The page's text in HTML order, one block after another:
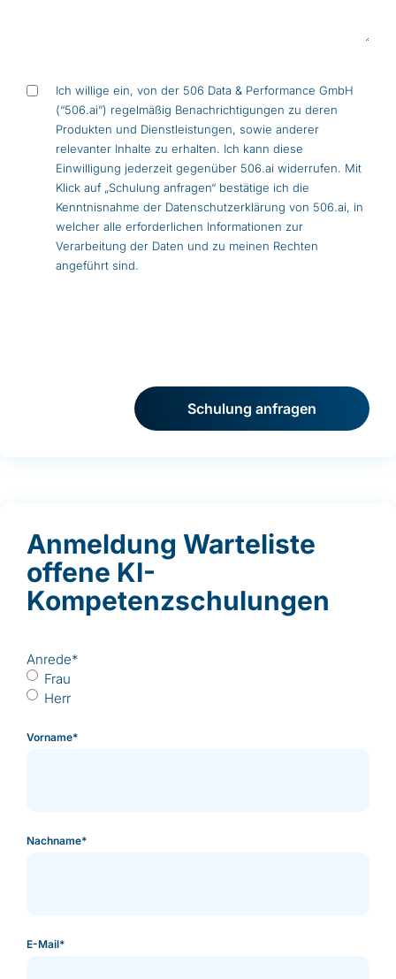
Einwilligung
Ich willige ein, von der 506 Data & Performance GmbH
(“506.ai”) regelmäßig Benachrichtigungen zu deren
Produkten und Dienstleistungen, sowie anderer
relevanter Inhalte zu erhalten. Ich kann diese
Einwilligung jederzeit gegenüber 506.ai widerrufen. Mit
Klick auf „Schulung anfragen“ bestätige ich die
Kenntnisnahme der Datenschutzerklärung von 506.ai, in
welcher alle erforderlichen Informationen zur
Verarbeitung der Daten und zu meinen Rechten
angeführt sind.
Anmeldung Warteliste
offene KI-
Kompetenzschulungen
Anrede*
Frau
Herr
Vorname*
Nachname*
E-Mail*